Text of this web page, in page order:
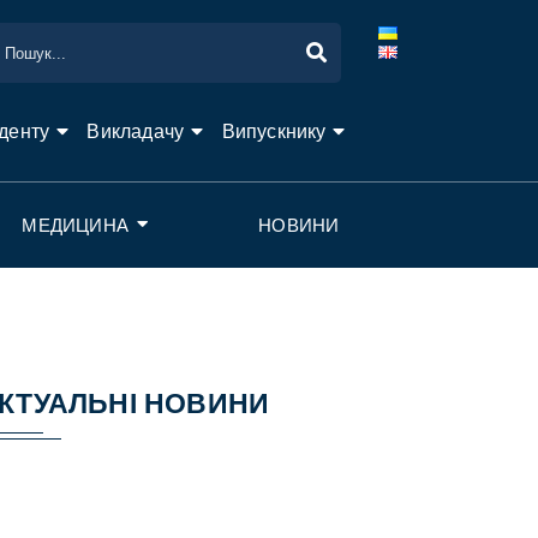
Викладачу Випускнику
МЕДИЦИНА НОВИНИ
НОВИНИ